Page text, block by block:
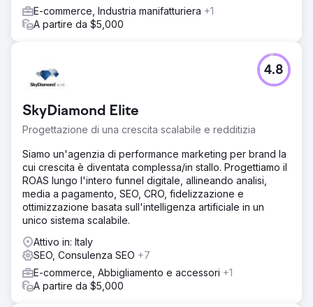
E-commerce, Industria manifatturiera +1
A partire da $5,000
SkyDiamond Elite
Progettazione di una crescita scalabile e redditizia
4.8
Siamo un'agenzia di performance marketing per brand la
cui crescita è diventata complessa/in stallo. Progettiamo il
ROAS lungo l'intero funnel digitale, allineando analisi,
media a pagamento, SEO, CRO, fidelizzazione e
ottimizzazione basata sull'intelligenza artificiale in un
unico sistema scalabile.
Attivo in: Italy
SEO, Consulenza SEO +7
E-commerce, Abbigliamento e accessori +1
A partire da $5,000